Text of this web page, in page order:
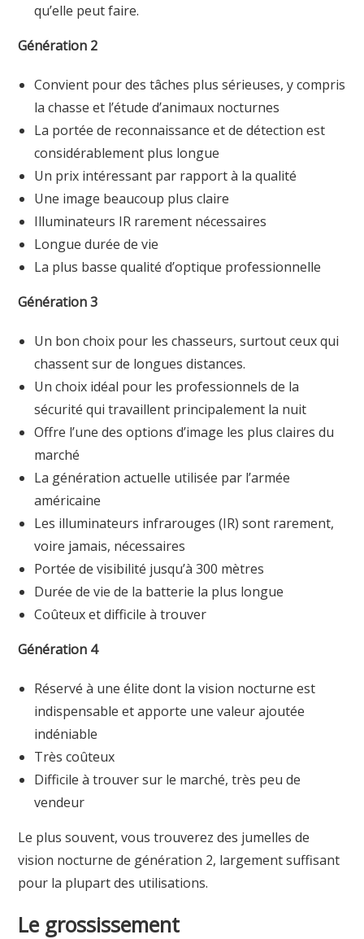
qu’elle peut faire.
Génération 2
Convient pour des tâches plus sérieuses, y compris
la chasse et l’étude d’animaux nocturnes
La portée de reconnaissance et de détection est
considérablement plus longue
Un prix intéressant par rapport à la qualité
Une image beaucoup plus claire
Illuminateurs IR rarement nécessaires
Longue durée de vie
La plus basse qualité d’optique professionnelle
Génération 3
Un bon choix pour les chasseurs, surtout ceux qui
chassent sur de longues distances.
Un choix idéal pour les professionnels de la
sécurité qui travaillent principalement la nuit
Offre l’une des options d’image les plus claires du
marché
La génération actuelle utilisée par l’armée
américaine
Les illuminateurs infrarouges (IR) sont rarement,
voire jamais, nécessaires
Portée de visibilité jusqu’à 300 mètres
Durée de vie de la batterie la plus longue
Coûteux et difficile à trouver
Génération 4
Réservé à une élite dont la vision nocturne est
indispensable et apporte une valeur ajoutée
indéniable
Très coûteux
Difficile à trouver sur le marché, très peu de
vendeur
Le plus souvent, vous trouverez des jumelles de
vision nocturne de génération 2, largement suffisant
pour la plupart des utilisations.
Le grossissement